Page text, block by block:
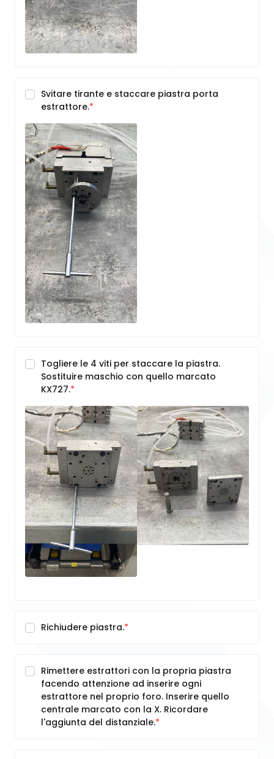
Svitare tirante e staccare piastra porta
estrattore.
Togliere le 4 viti per staccare la piastra.
Sostituire maschio con quello marcato
KX727.
Richiudere piastra.
Rimettere estrattori con la propria piastra
facendo attenzione ad inserire ogni
estrattore nel proprio foro. Inserire quello
centrale marcato con la X. Ricordare
l'aggiunta del distanziale.